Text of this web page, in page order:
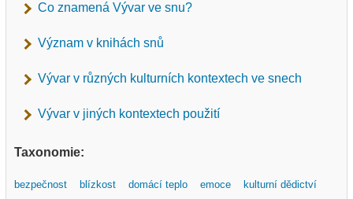
Co znamená Vývar ve snu?
Význam v knihách snů
Vývar v různých kulturních kontextech ve snech
Vývar v jiných kontextech použití
Taxonomie:
bezpečnost blízkost domácí teplo emoce
kulturní dědictví